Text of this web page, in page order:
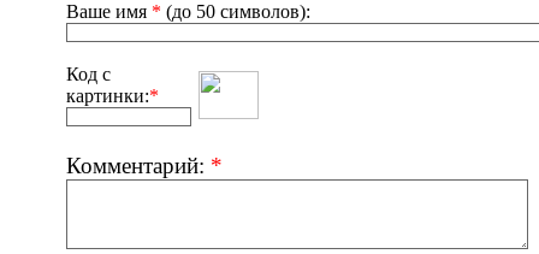
Ваше имя * (до 50 символов):
Код с
картинки:*
Комментарий: *